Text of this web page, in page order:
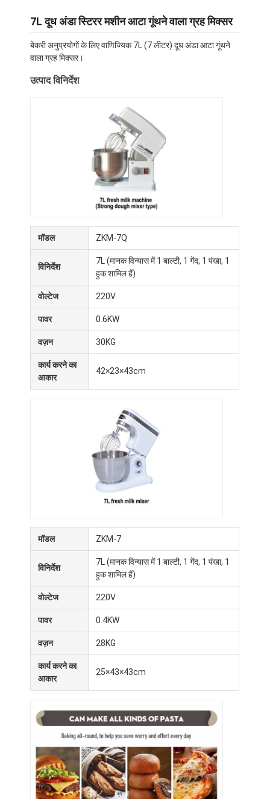
उत्पादों
हमारे बारे में
7L दूध अंडा स्टिरर मशीन आटा गूंथने वाला ग्रह मिक्सर
बेकरी अनुप्रयोगों के लिए वाणिज्यिक 7L (7 लीटर) दूध अंडा आटा गूंथने
वाला ग्रह मिक्सर।
उत्पाद विनिर्देश
मॉडल ZKM-7Q
विनिर्देश
7L (मानक विन्यास में 1 बाल्टी, 1 गेंद, 1 पंखा, 1
हुक शामिल हैं)
वोल्टेज 220V
पावर 0.6KW
वज़न 30KG
कार्य करने का
आकार
42×23×43cm
मॉडल ZKM-7
विनिर्देश
7L (मानक विन्यास में 1 बाल्टी, 1 गेंद, 1 पंखा, 1
हुक शामिल हैं)
वोल्टेज 220V
पावर 0.4KW
वज़न 28KG
कार्य करने का
आकार
25×43×43cm